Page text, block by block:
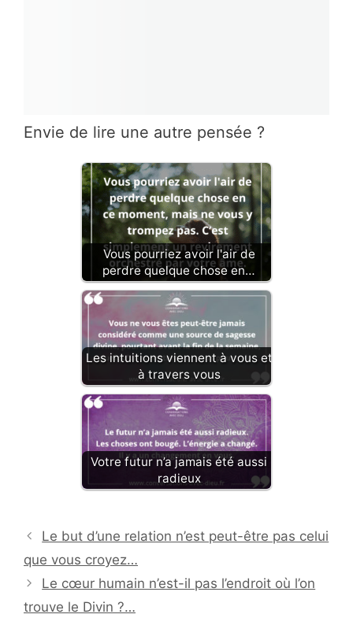
Envie de lire une autre pensée ?
Vous pourriez avoir l'air de
perdre quelque chose en…
Les intuitions viennent à vous et
à travers vous
Votre futur n’a jamais été aussi
radieux
Le but d’une relation n’est peut-être pas celui
que vous croyez…
Le cœur humain n’est-il pas l’endroit où l’on
trouve le Divin ?…